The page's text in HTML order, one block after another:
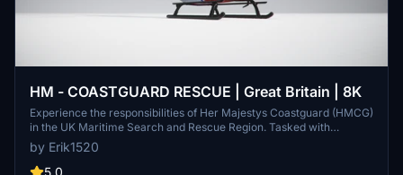
HM - COASTGUARD RESCUE | Great Britain | 8K
Experience the responsibilities of Her Majestys Coastguard (HMCG)
in the UK Maritime Search and Rescue Region. Tasked with
coordinating maritime search and rescue operations, including
land-based helicopter missions, the HMCG ensures the safety of
those in distress at sea or along the UK shoreline. Operating as a
by Erik1520
5.0